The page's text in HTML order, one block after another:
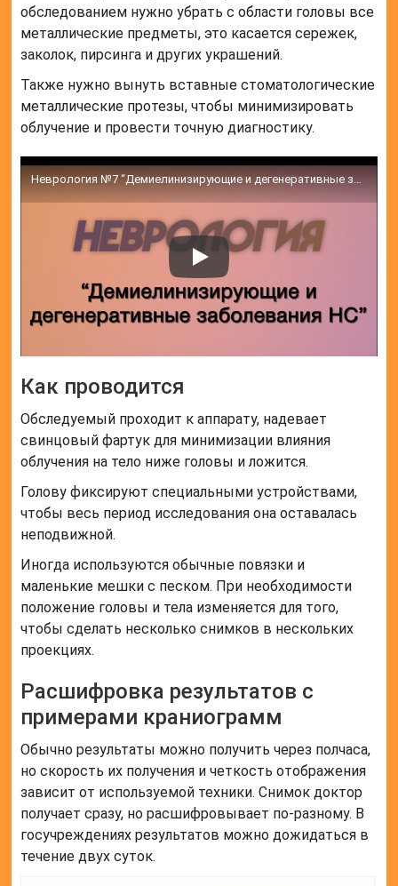
обследованием нужно убрать с области головы все
металлические предметы, это касается сережек,
заколок, пирсинга и других украшений.
Также нужно вынуть вставные стоматологические
металлические протезы, чтобы минимизировать
облучение и провести точную диагностику.
Как проводится
Обследуемый проходит к аппарату, надевает
свинцовый фартук для минимизации влияния
облучения на тело ниже головы и ложится.
Голову фиксируют специальными устройствами,
чтобы весь период исследования она оставалась
неподвижной.
Иногда используются обычные повязки и
маленькие мешки с песком. При необходимости
положение головы и тела изменяется для того,
чтобы сделать несколько снимков в нескольких
проекциях.
Расшифровка результатов с
примерами краниограмм
Обычно результаты можно получить через полчаса,
но скорость их получения и четкость отображения
зависит от используемой техники. Снимок доктор
получает сразу, но расшифровывает по-разному. В
госучреждениях результатов можно дожидаться в
течение двух суток.